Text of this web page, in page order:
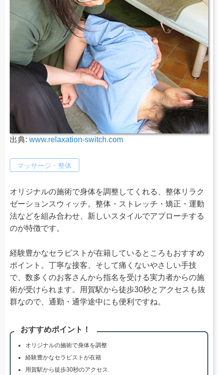
出典: www.relaxation-switch.com
マッサージ・整体
オリジナルの施術で身体を調整してくれる、整体リラク
ゼーションスウィッチ。整体・ストレッチ・矯正・運動
法などを組み合わせ、新しいスタイルでアプローチする
のが特徴です。
経験豊かなセラピストが在籍しているところもおすすめ
ポイント。丁寧な接客、そして痛くないやさしい手技
で、数多くのお客さんから指名を受ける実力者からの施
術が受けられます。用賀駅から徒歩30秒とアクセスも抜
群なので、通勤・通学途中にも便利ですね。
おすすめポイント！
オリジナルの施術で身体を調整
経験豊かなセラピストが在籍
用賀駅から徒歩30秒のアクセス